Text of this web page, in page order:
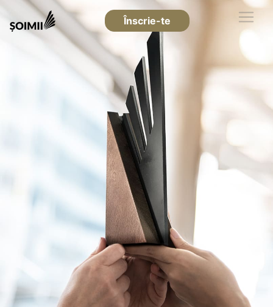
Înscrie-te